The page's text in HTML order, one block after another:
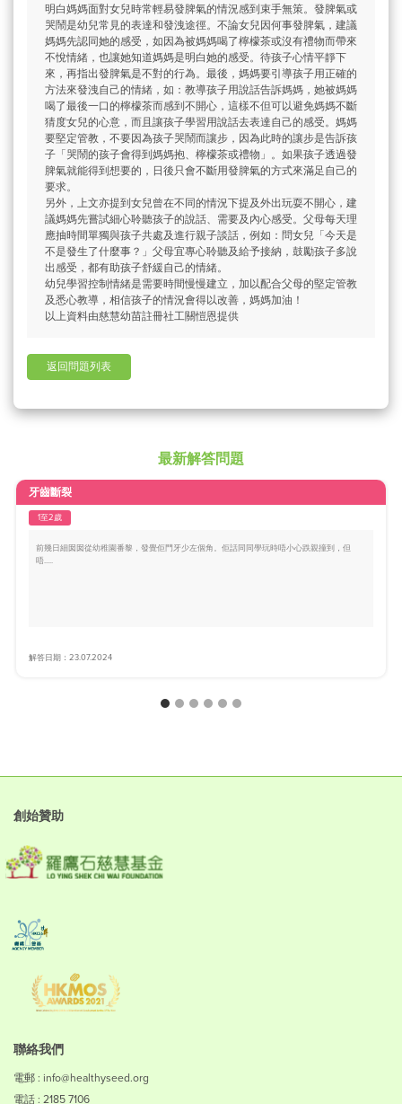
明白媽媽面對女兒時常輕易發脾氣的情況感到束手無策。發脾氣或
哭鬧是幼兒常見的表達和發洩途徑。不論女兒因何事發脾氣，建議
媽媽先認同她的感受，如因為被媽媽喝了檸檬茶或沒有禮物而帶來
不悅情緒，也讓她知道媽媽是明白她的感受。待孩子心情平靜下
來，再指出發脾氣是不對的行為。最後，媽媽要引導孩子用正確的
方法來發洩自己的情緒，如：教導孩子用說話告訴媽媽，她被媽媽
喝了最後一口的檸檬茶而感到不開心，這樣不但可以避免媽媽不斷
猜度女兒的心意，而且讓孩子學習用說話去表達自己的感受。媽媽
要堅定管教，不要因為孩子哭鬧而讓步，因為此時的讓步是告訴孩
子「哭鬧的孩子會得到媽媽抱、檸檬茶或禮物」。如果孩子透過發
脾氣就能得到想要的，日後只會不斷用發脾氣的方式來滿足自己的
要求。
另外，上文亦提到女兒曾在不同的情況下提及外出玩耍不開心，建
議媽媽先嘗試細心聆聽孩子的說話、需要及內心感受。父母每天理
應抽時間單獨與孩子共處及進行親子談話，例如：問女兒「今天是
不是發生了什麼事？」父母宜專心聆聽及給予接納，鼓勵孩子多說
出感受，都有助孩子舒緩自己的情緒。
幼兒學習控制情緒是需要時間慢慢建立，加以配合父母的堅定管教
及悉心教導，相信孩子的情況會得以改善，媽媽加油！
以上資料由慈慧幼苗註冊社工關愷恩提供
返回問題列表
最新解答問題
牙齒斷裂
1至2歲
前幾日細囡囡從幼稚園番黎，發覺佢門牙少左個角。佢話同同學玩時唔小心跌親撞到，但
唔.....
解答日期：23.07.2024
創始贊助
聯絡我們
電郵 : info@healthyseed.org
電話 : 2185 7106